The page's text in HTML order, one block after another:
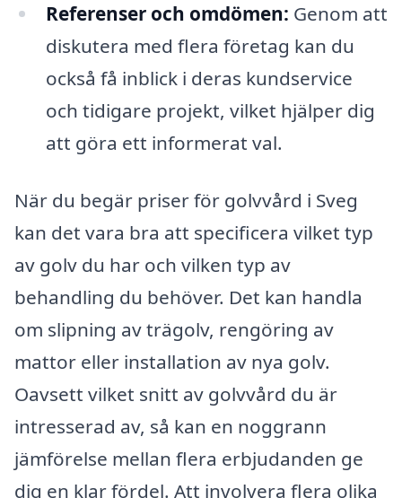
Referenser och omdömen: Genom att
diskutera med flera företag kan du
också få inblick i deras kundservice
och tidigare projekt, vilket hjälper dig
att göra ett informerat val.
När du begär priser för golvvård i Sveg
kan det vara bra att specificera vilket typ
av golv du har och vilken typ av
behandling du behöver. Det kan handla
om slipning av trägolv, rengöring av
mattor eller installation av nya golv.
Oavsett vilket snitt av golvvård du är
intresserad av, så kan en noggrann
jämförelse mellan flera erbjudanden ge
dig en klar fördel. Att involvera flera olika